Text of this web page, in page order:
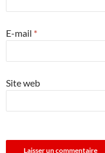
E-mail *
Site web